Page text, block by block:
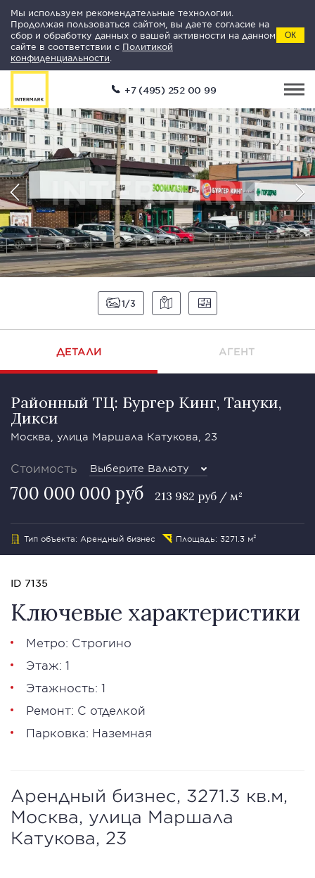
Мы используем рекомендательные технологии.
Продолжая пользоваться сайтом, вы даете согласие на
сбор и обработку данных о вашей активности на данном
сайте в соответствии с Политикой
конфиденциальности
ОК
+7 (495) 252 00 99
1 3
ДЕТАЛИ АГЕНТ
Районный ТЦ: Бургер Кинг, Тануки,
Дикси
Москва, улица Маршала Катукова, 23
Стоимость Выберите Валюту
700 000 000 руб 213 982 руб / м²
Тип объекта: Арендный бизнес Площадь: 3271.3 м²
ID 7135
Ключевые характеристики
Метро: Строгино
Этаж: 1
Этажность: 1
Ремонт: С отделкой
Парковка: Наземная
Арендный бизнес, 3271.3 кв.м,
Москва, улица Маршала
Катукова, 23